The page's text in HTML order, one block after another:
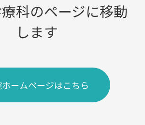
科のページに移動
します
ームページはこちら